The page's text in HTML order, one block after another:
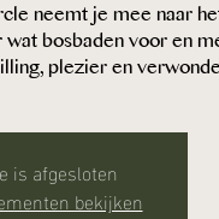
neemt je mee naar
wat bosbaden voor en
plezier en
is afgesloten
bekijken